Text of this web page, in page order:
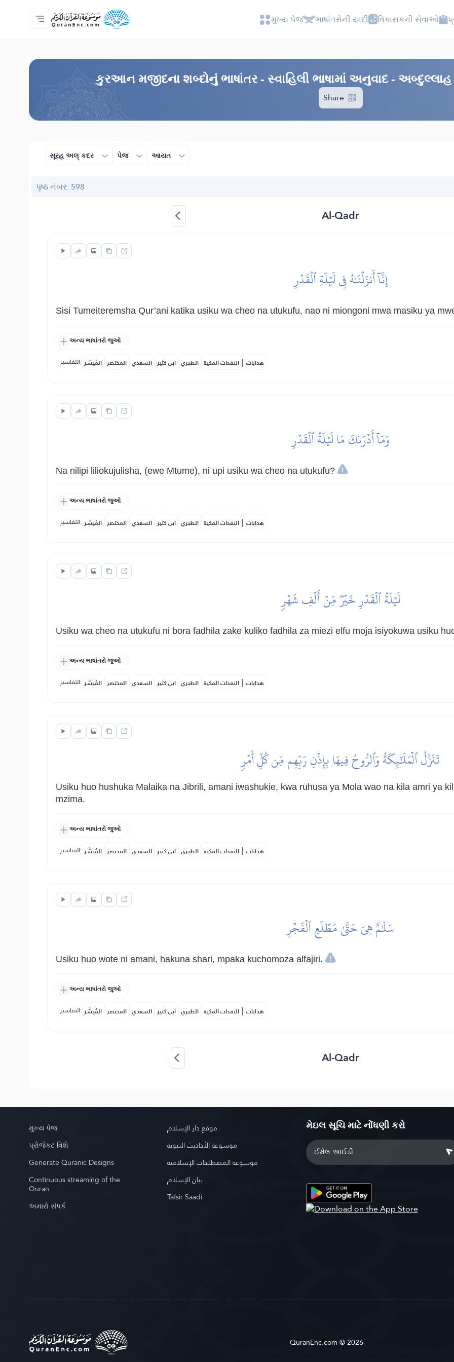
મુખ્ય પેજ
ભાષાંતરોની યાદી
Audio
વિકાસકની સેવાઓ - API
પ્રોજેકટ વિશે
અમારો સંપર્ક
ભાષા મુખ્ય પેજ ભાષાંતરોની યાદી વિકાસકની સેવાઓ
કુરઆન મજીદના શબ્દોનું ભાષાંતર - સ્વાહિલી ભાષામાં અનુવાદ -
Share
સૂરહ અલ્ કદર પેજ આયત
પૃષ્ઠ નંબર: 598
Al-Qadr
إِنَّآ أَنزَلۡنَٰهُ فِي لَيۡلَةِ ٱلۡقَدۡرِ
Sisi Tumeiteremsha Qur’ani katika usiku wa cheo na utukufu, nao ni miongoni mwa masiku ya
અન્ય ભાષાંતરો જુઓ
التفاسير: المُيسَّر المختصر السعدي ابن كثير الطبري النفحات المكية | هدايات
وَمَآ أَدۡرَىٰكَ مَا لَيۡلَةُ ٱلۡقَدۡرِ
Na nilipi liliokujulisha, (ewe Mtume), ni upi usiku wa cheo na utukufu?
અન્ય ભાષાંતરો જુઓ
التفاسير: المُيسَّر المختصر السعدي ابن كثير الطبري النفحات المكية | هدايات
لَيۡلَةُ ٱلۡقَدۡرِ خَيۡرٞ مِّنۡ أَلۡفِ شَهۡرٖ
Usiku wa cheo na utukufu ni bora fadhila zake kuliko fadhila za miezi elfu moja isiyokuwa usiku
અન્ય ભાષાંતરો જુઓ
التفاسير: المُيسَّر المختصر السعدي ابن كثير الطبري النفحات المكية | هدايات
تَنَزَّلُ ٱلۡمَلَٰٓئِكَةُ وَٱلرُّوحُ فِيهَا بِإِذۡنِ رَبِّهِم مِّن كُلِّ أَمۡرٖ
Usiku huo hushuka Malaika na Jibrili, amani iwashukie, kwa ruhusa ya Mola wao na kila amri ya
mzima.
અન્ય ભાષાંતરો જુઓ
التفاسير: المُيسَّر المختصر السعدي ابن كثير الطبري النفحات المكية | هدايات
سَلَٰمٌ هِيَ حَتَّىٰ مَطۡلَعِ ٱلۡفَجۡرِ
Usiku huo wote ni amani, hakuna shari, mpaka kuchomoza alfajiri.
અન્ય ભાષાંતરો જુઓ
التفاسير: المُيسَّر المختصر السعدي ابن كثير الطبري النفحات المكية | هدايات
Al-Qadr
મુખ્ય પેજ
પ્રોજેકટ વિશે
Generate Quranic Designs
Continuous streaming of the
Quran
અમારો સંપર્ક
موقع دار الإسلام
موسوعة الأحاديث النبوية
موسوعة المصطلحات الإسلامية
بيان الإسلام
Tafsir Saadi
મેઇલ સૂચિ માટે નોંધણી કરો
QuranEnc.com © 2026